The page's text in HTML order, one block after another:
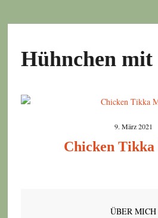
Hühnchen
9. März 2021
Chicken Tikka
ÜBER MICH